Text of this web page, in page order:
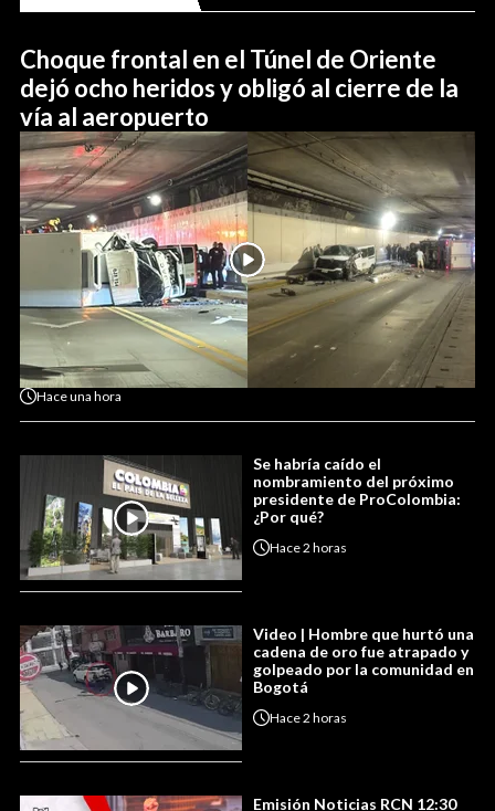
Choque frontal en el Túnel de Oriente
dejó ocho heridos y obligó al cierre de la
vía al aeropuerto
Haceuna hora
Se habría caído el
nombramiento del próximo
presidente de ProColombia:
¿Por qué?
Hace2 horas
Video | Hombre que hurtó una
cadena de oro fue atrapado y
golpeado por la comunidad en
Bogotá
Hace2 horas
Emisión Noticias RCN 12:30